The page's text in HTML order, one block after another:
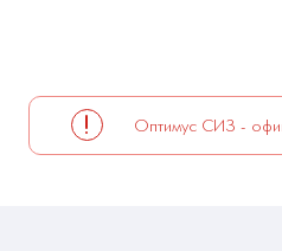
Оптимус СИЗ -